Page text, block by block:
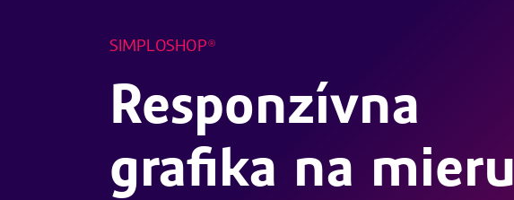
SIMPLOSHOP®
Responzívna
grafika na mieru